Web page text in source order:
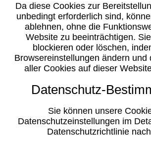
Da diese Cookies zur
unbedingt erforderlich sind,
ablehnen, ohne die
Website zu beeinträchtigen.
blockieren oder löschen,
Browsereinstellungen ändern und
aller Cookies auf dieser
Datenschutz-
Sie können unsere
Datenschutzeinstellungen im
Datenschutzrichtlinie